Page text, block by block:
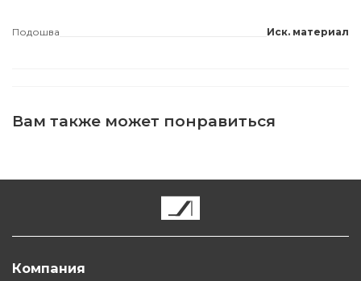
Подошва Иск. материал
Вам также может понравиться
Компания